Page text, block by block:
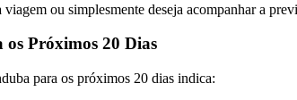
ou simplesmente deseja acompanhar a
os Próximos 20 Dias
para os próximos 20 dias indica: